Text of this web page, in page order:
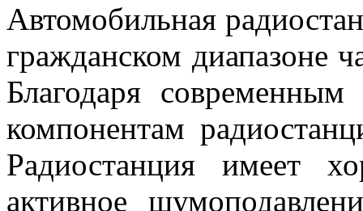
Автомобильная
гражданском диапазоне
Благодаря
компонентам
Радиостанция имеет
активное